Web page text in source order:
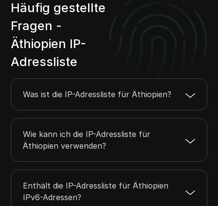
Häufig gestellte
Fragen -
Äthiopien IP-
Adressliste
Was ist die IP-Adressliste für Äthiopien?
Wie kann ich die IP-Adressliste für
Äthiopien verwenden?
Enthält die IP-Adressliste für Äthiopien
IPv6-Adressen?